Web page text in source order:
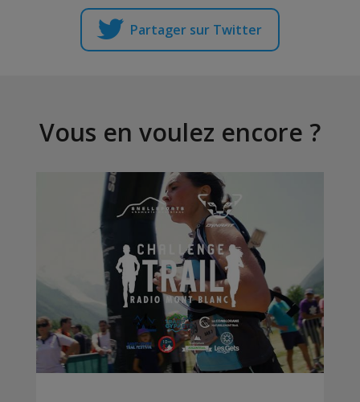
Partager sur Twitter
Vous en voulez encore ?